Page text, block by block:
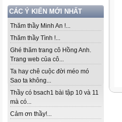
CÁC Ý KIẾN MỚI NHẤT
Thăm thầy Minh An !...
Thăm thầy Tình !...
Ghé thăm trang cô Hồng Anh.
Trang web của cô...
Ta hay chê cuộc đời méo mó
Sao ta không...
Thầy có bsach1 bài tập 10 và 11
mà có...
Cảm ơn thầy!...